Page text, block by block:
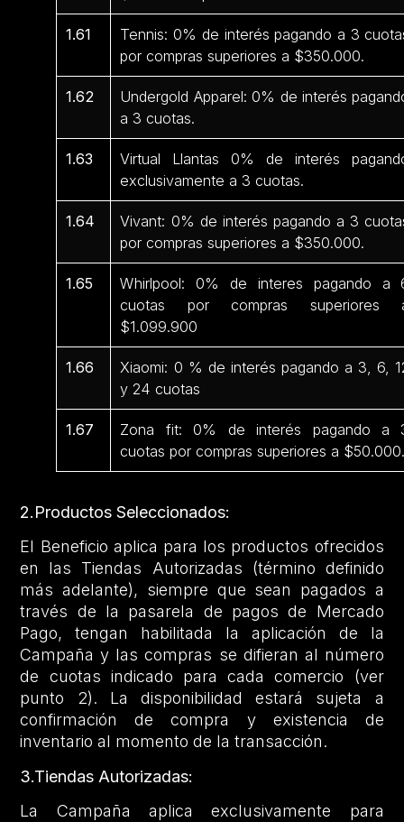
1.61
Tennis: 0% de interés pagando a 3
por compras superiores a $350.000.
1.62
Undergold Apparel: 0% de interés
a 3 cuotas.
1.63
Virtual Llantas 0% de interés
exclusivamente a 3 cuotas.
1.64
Vivant: 0% de interés pagando a 3
por compras superiores a $350.000.
1.65
Whirlpool: 0% de interes pagando a
cuotas por compras superiores
$1.099.900
1.66
Xiaomi: 0 % de interés pagando a 3, 6,
y 24 cuotas
1.67
Zona fit: 0% de interés pagando a
cuotas por compras superiores a
2.Productos Seleccionados:
El Beneficio aplica para los productos ofrecidos
en las Tiendas Autorizadas (término definido
más adelante), siempre que sean pagados a
través de la pasarela de pagos de Mercado
Pago, tengan habilitada la aplicación de la
Campaña y las compras se difieran al número
de cuotas indicado para cada comercio (ver
punto 2). La disponibilidad estará sujeta a
confirmación de compra y existencia de
inventario al momento de la transacción.
3.Tiendas Autorizadas:
La Campaña aplica exclusivamente para